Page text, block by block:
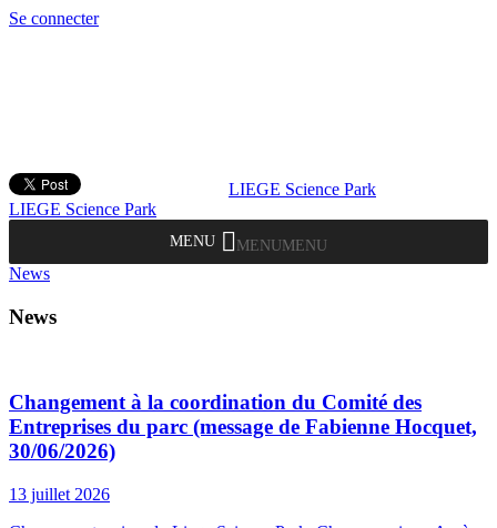
Se connecter
LIEGE Science Park
LIEGE Science Park
MENU MENU
News
News
Changement à la coordination du Comité des
Entreprises du parc (message de Fabienne Hocquet,
30/06/2026)
13 juillet 2026